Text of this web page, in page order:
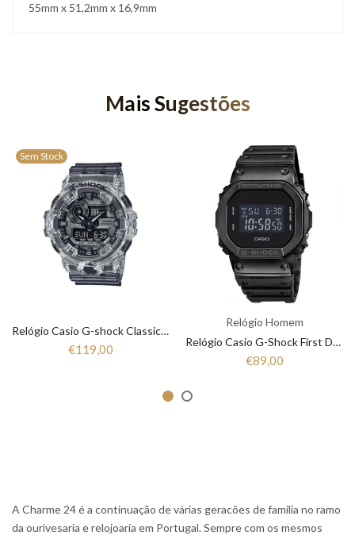
55mm x 51,2mm x 16,9mm
Mais Sugestões
Sem Stock
Relógio Casio G-shock Classic style GA-700SK-1AER
€119,00
Relógio Homem
Relógio Casio G-Shock First DW-5600BB-1ER
€89,00
A Charme 24 é a continuação de várias geracões de familia no ramo
da ourivesaria e relojoaria em Portugal. Sempre com os mesmos